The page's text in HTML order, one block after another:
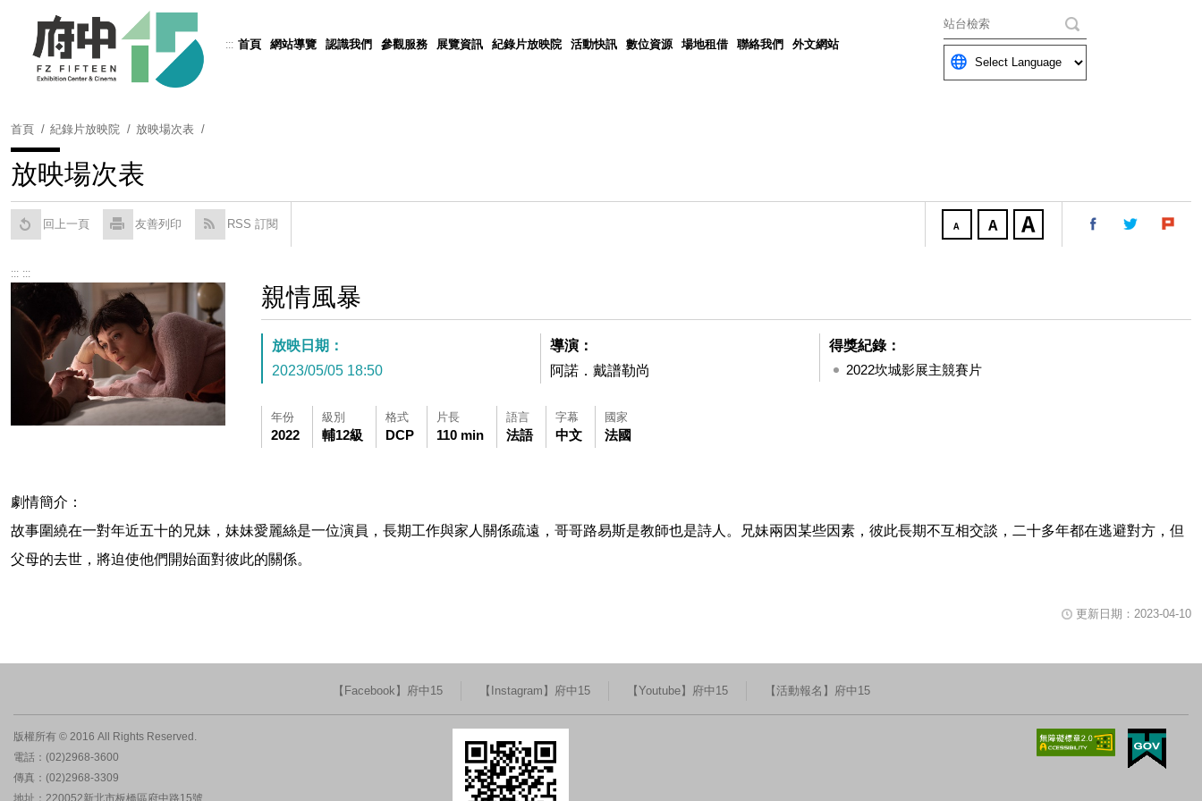
::: 首頁 網站導覽 認識我們 參觀服務 展覽資訊 紀錄片放映院 活動快訊 數位資源 場地租借 聯絡我們 外文網站
關鍵字
Powered by Translate
首頁 紀錄片放映院 放映場次表
放映場次表
回上一頁 友善列印 RSS 訂閱
::: :::
親情風暴
放映日期：
2023/05/05 18:50
導演：
阿諾．戴譜勒尚
得獎紀錄：
2022坎城影展主競賽片
年份
2022
級別
輔12級
格式
DCP
片長
110 min
語言
法語
字幕
中文
國家
法國
劇情簡介：
故事圍繞在一對年近五十的兄妹，妹妹愛麗絲是一位演員，長期工作與家人關係疏遠，哥哥路易斯是教師也是詩人。兄妹兩因某些因素，彼此長期不互相交談，二十多年都在逃避對方，但
父母的去世，將迫使他們開始面對彼此的關係。
更新日期：2023-04-10
【Facebook】府中15 【Instagram】府中15 【Youtube】府中15 【活動報名】府中15
版權所有 © 2016 All Rights Reserved.
電話：(02)2968-3600
傳真：(02)2968-3309
地址：220052新北市板橋區府中路15號